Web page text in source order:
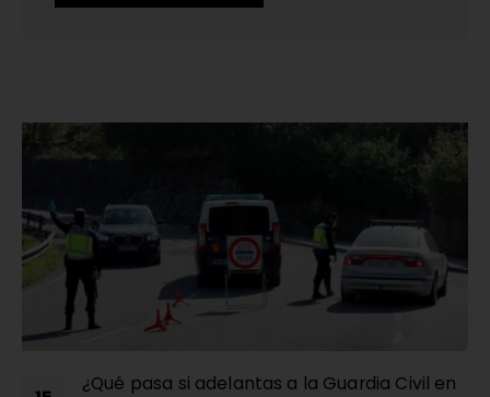
RELATED
¿Qué pasa si adelantas a la Guardia Civil en